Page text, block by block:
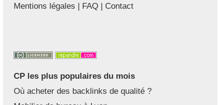
Mentions légales | FAQ | Contact
CP les plus populaires du mois
Où acheter des backlinks de qualité ?